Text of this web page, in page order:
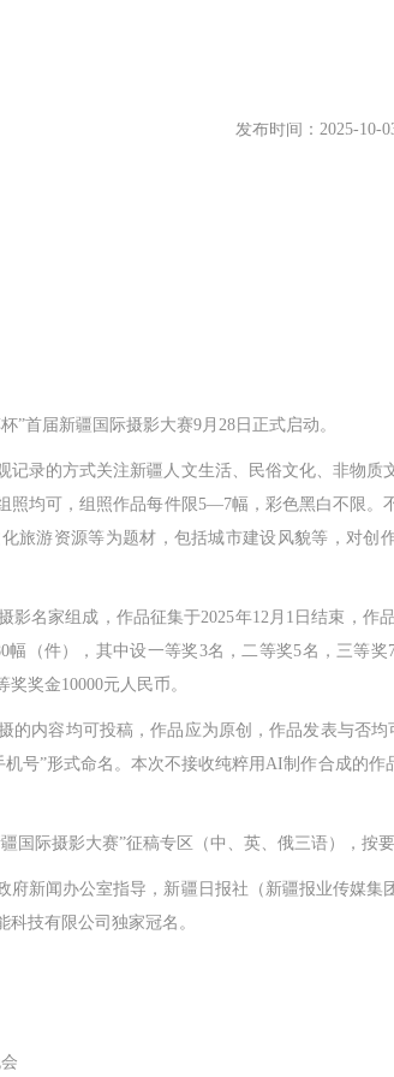
发布时间：2025-10-
届新疆国际摄影大赛9月28日正式启动。
的方式关注新疆人文生活、民俗文化、非物质
照均可，组照作品每件限5—7幅，彩色黑白不限
旅游资源等为题材，包括城市建设风貌等，对
家组成，作品征集于2025年12月1日结束，作
（件），其中设一等奖3名，二等奖5名，三等
奖金10000元人民币。
内容均可投稿，作品应为原创，作品发表与否均
号”形式命名。本次不接收纯粹用AI制作合成的
际摄影大赛”征稿专区（中、英、俄三语），按要
闻办公室指导，新疆日报社（新疆报业传媒集
技有限公司独家冠名。